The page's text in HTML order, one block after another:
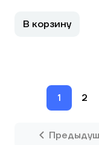
В корзину
1 2